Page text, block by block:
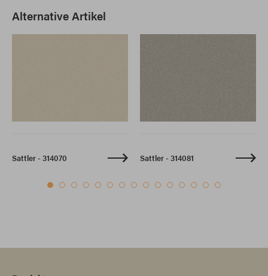
Alternative Artikel
Sattler - 314070 Sattler - 314081